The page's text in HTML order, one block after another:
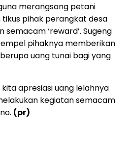
merangsang petani
pihak perangkat desa
‘reward’. Sugeng
pihaknya memberikan
uang tunai bagi yang
apresiasi uang lelahnya
kegiatan semacam
(pr)